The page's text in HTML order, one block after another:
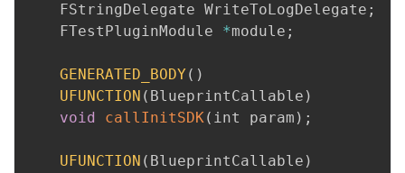
    FStringDelegate WriteToLogDelegate
;
    FTestPluginModule
*module ;
GENERATED_BODY ( )
UFUNCTION ( BlueprintCallable )
void
callInitSDK( int param ) ;
UFUNCTION ( BlueprintCallable )